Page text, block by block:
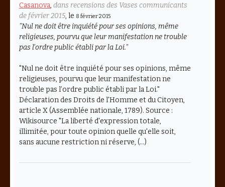
Casanova, dans recensions des Vases communicants
de février 2015, le 8 février 2015
"Nul ne doit être inquiété pour ses opinions, même
religieuses, pourvu que leur manifestation ne trouble
pas l’ordre public établi par la Loi."
"Nul ne doit être inquiété pour ses opinions, même
religieuses, pourvu que leur manifestation ne
trouble pas l’ordre public établi par la Loi."
Déclaration des Droits de l'Homme et du Citoyen,
article X (Assemblée nationale, 1789). Source :
Wikisource "La liberté d'expression totale,
illimitée, pour toute opinion quelle qu'elle soit,
sans aucune restriction ni réserve, (…)